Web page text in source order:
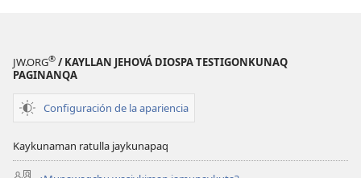
JW.ORG® / KAYLLAN JEHOVÁ DIOSPA TESTIGONKUNAQ
PAGINANQA
Configuración de la apariencia
Kaykunaman ratulla jaykunapaq